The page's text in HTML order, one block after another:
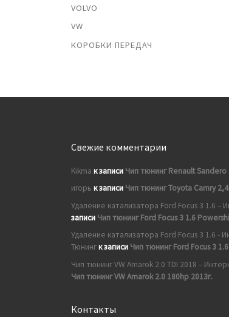
VOLVO
VW
КОРОБКИ ПЕРЕДАЧ
Свежие комментарии
Kikma к записи Чип тюнинг Renault Sandero
игорь к записи Чип тюнинг Toyota Camry
Удаление катализатора Ford Focus 3 1.6 –
записи Чип тюнинг Ford Focus 3 1.6
Удаление катализатора Ford Focus 3 1.6 -
Тюнингк записи Чип тюнинг Ford Focus 3
Чип тюнинг VW Amarok 2.0 TDI 2018 –
Чип тюнинг VW Amarok 2.0 180hp 2013г.
Контакты